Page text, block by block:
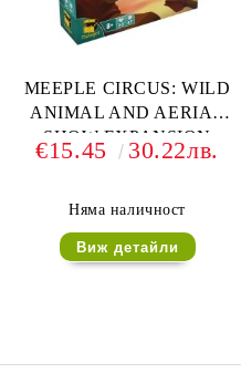
MEEPLE CIRCUS: WILD
ANIMAL AND AERIAL
SHOW EXPANSION
€15.45 30.22лв.
Няма наличност
Виж детайли